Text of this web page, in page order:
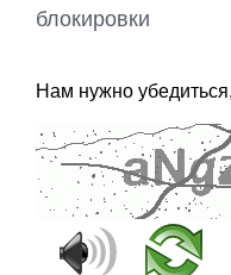
блокировки
Нам нужно